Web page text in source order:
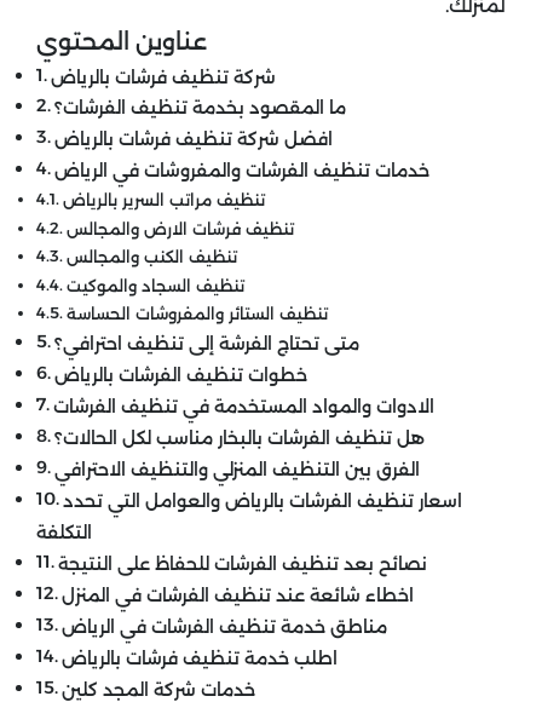
لمنزلك.
عناوين المحتوي
شركة تنظيف فرشات بالرياض
ما المقصود بخدمة تنظيف الفرشات؟
افضل شركة تنظيف فرشات بالرياض
خدمات تنظيف الفرشات والمفروشات في الرياض
تنظيف مراتب السرير بالرياض
تنظيف فرشات الارض والمجالس
تنظيف الكنب والمجالس
تنظيف السجاد والموكيت
تنظيف الستائر والمفروشات الحساسة
متى تحتاج الفرشة إلى تنظيف احترافي؟
خطوات تنظيف الفرشات بالرياض
الادوات والمواد المستخدمة في تنظيف الفرشات
هل تنظيف الفرشات بالبخار مناسب لكل الحالات؟
الفرق بين التنظيف المنزلي والتنظيف الاحترافي
اسعار تنظيف الفرشات بالرياض والعوامل التي تحدد
التكلفة
نصائح بعد تنظيف الفرشات للحفاظ على النتيجة
اخطاء شائعة عند تنظيف الفرشات في المنزل
مناطق خدمة تنظيف الفرشات في الرياض
اطلب خدمة تنظيف فرشات بالرياض
خدمات شركة المجد كلين